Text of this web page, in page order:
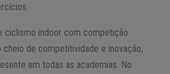
ciclismo indoor com competição
cheio de competitividade e inovação,
em todas as academias. No